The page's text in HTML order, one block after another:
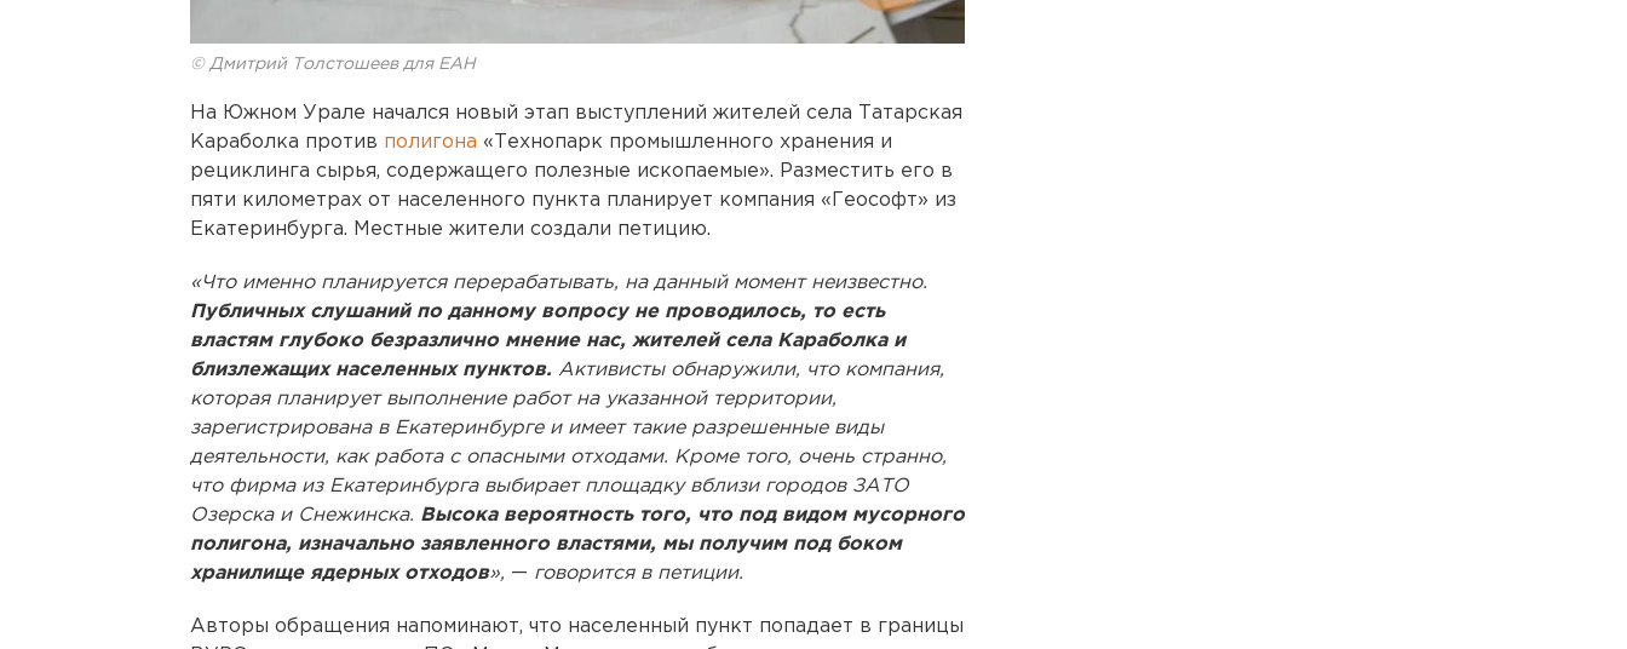
© Дмитрий Толстошеев для ЕАН
На Южном Урале начался новый этап выступлений жителей села Татарская
Караболка против полигона «Технопарк промышленного хранения и
рециклинга сырья, содержащего полезные ископаемые». Разместить его в
пяти километрах от населенного пункта планирует компания «Геософт» из
Екатеринбурга. Местные жители создали петицию.
«Что именно планируется перерабатывать, на данный момент неизвестно.
Публичных слушаний по данному вопросу не проводилось, то есть
властям глубоко безразлично мнение нас, жителей села Караболка и
близлежащих населенных пунктов. Активисты обнаружили, что компания,
которая планирует выполнение работ на указанной территории,
зарегистрирована в Екатеринбурге и имеет такие разрешенные виды
деятельности, как работа с опасными отходами. Кроме того, очень странно,
что фирма из Екатеринбурга выбирает площадку вблизи городов ЗАТО
Озерска и Снежинска. Высока вероятность того, что под видом мусорного
полигона, изначально заявленного властями, мы получим под боком
хранилище ядерных отходов», — говорится в петиции.
Авторы обращения напоминают, что населенный пункт попадает в границы